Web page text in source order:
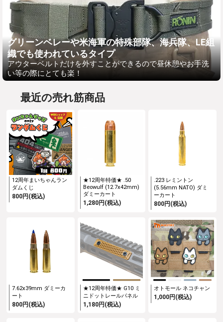
グリーンベレーや米海軍の特殊部隊、海兵隊、LE組
織でも使われているタイプ
アウターベルトだけを外すことができるので昼休憩やお手洗
い等の際にとても楽！
最近の売れ筋商品
12周年まいちゃんラン
ダムくじ
800円(税込)
★12周年特価★ .50
Beowulf (12.7x42mm)
ダミーカート
1,280円(税込)
.223 レミントン
(5.56mm NATO) ダミ
ーカート
800円(税込)
7.62x39mm ダミーカ
ート
800円(税込)
★12周年特価★ G10 ミ
ニドットレールパネル
1,180円(税込)
オトモール ネコチャン
1,000円(税込)